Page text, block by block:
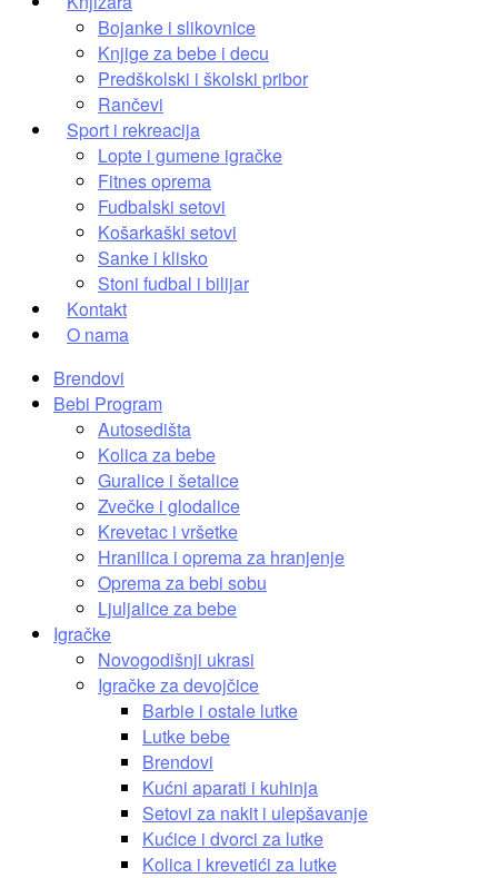
Bojanke i slikovnice
Knjige za bebe i decu
Predškolski i školski pribor
Rančevi
Sport i rekreacija
Lopte i gumene igračke
Fitnes oprema
Fudbalski setovi
Košarkaški setovi
Sanke i klisko
Stoni fudbal i bilijar
Kontakt
O nama
Brendovi
Bebi Program
Autosedišta
Kolica za bebe
Guralice i šetalice
Zvečke i glodalice
Krevetac i vršetke
Hranilica i oprema za hranjenje
Oprema za bebi sobu
Ljuljalice za bebe
Igračke
Novogodišnji ukrasi
Igračke za devojčice
Barbie i ostale lutke
Lutke bebe
Brendovi
Kućni aparati i kuhinja
Setovi za nakit i ulepšavanje
Kućice i dvorci za lutke
Kolica i krevetići za lutke